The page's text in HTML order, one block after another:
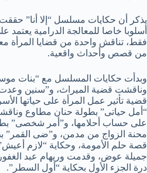
يذكر أن حكايات مسلسل “إلا أنا”
فقط، تناقش واحدة من قضايا المرأة
من قصص وأحداث واقعية.
وبدأت حكايات المسلسل مع “بنات
وناقشت قضية الميراث، و”سنين
قضية تأثير عمل المرأة على حياتها
“أمل حياتى” بطولة حنان مطاوع
على حساب أحلامها، و”أمر شخصى”
محنة الزواج من مدمن، و”ضى
قصة حلم الأمومة، وحكاية “لازم
جميلة عوض، وقدمت وريهام عبد
درة الجزء الأول بحكاية “أول السطر”.